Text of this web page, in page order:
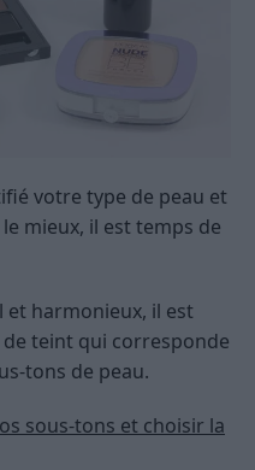
votre type de peau et
mieux, il est temps de
harmonieux, il est
teint qui corresponde
tons de peau.
sous-tons et choisir la